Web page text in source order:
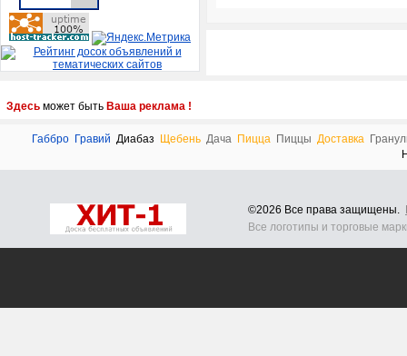
Здесь может быть Ваша реклама !
Габбро Гравий Диабаз Щебень Дача Пицца Пиццы Доставка
©2026 Все права защищены.
Все логотипы и торговые